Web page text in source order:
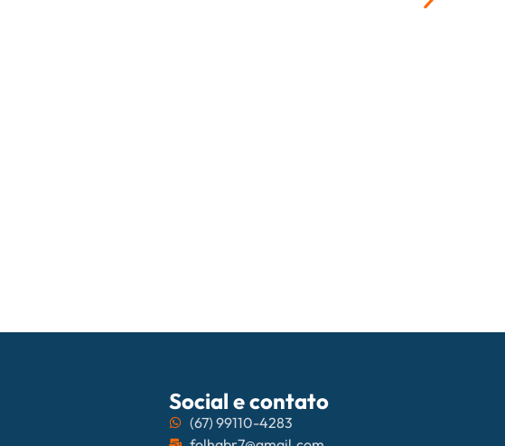
Social e contato
(67) 99110-4283